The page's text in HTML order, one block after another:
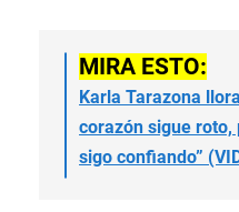
MIRA ESTO:
Karla Tarazona
corazón sigue roto,
sigo confiando”